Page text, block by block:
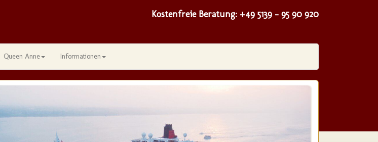
Kostenfreie Beratung: +49 5139 - 95 90 920
Queen Anne Informationen